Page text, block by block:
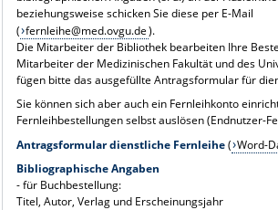
beziehungsweise schicken Sie diese per E-Mail
( fernleihe@med.ovgu.de).
Die Mitarbeiter der Bibliothek bearbeiten Ihre
Mitarbeiter der Medizinischen Fakultät und des
fügen bitte das ausgefüllte Antragsformular für
Sie können sich aber auch ein Fernleihkonto
Fernleihbestellungen selbst auslösen (Endnutzer-
Antragsformular dienstliche Fernleihe( Word-
Bibliographische Angaben
- für Buchbestellung:
Titel, Autor, Verlag und Erscheinungsjahr